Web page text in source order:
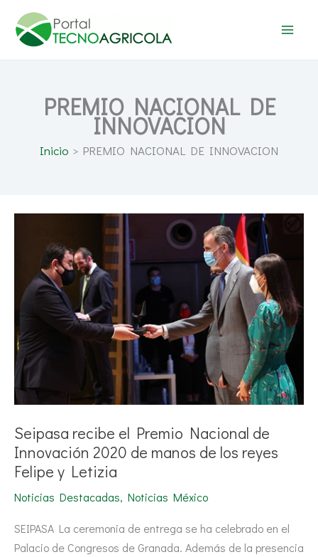
contenido
PREMIO NACIONAL DE
INNOVACION
Inicio PREMIO NACIONAL DE INNOVACION
Seipasa recibe el Premio Nacional de
Innovación 2020 de manos de los reyes
Felipe y Letizia
Noticias Destacadas, Noticias México
SEIPASA La ceremonia de entrega se ha celebrado en el
Palacio de Congresos de Granada. Además de la presencia
Seipasa
Premio
Nacional
de
Innovación
2020
manos
de
los
reyes
Felipe
y
Letizia